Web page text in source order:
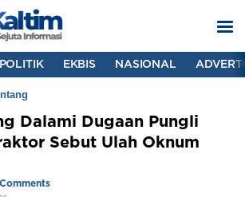
POLITIK EKBIS NASIONAL
Dalami Dugaan Pungli
Sebut Ulah Oknum